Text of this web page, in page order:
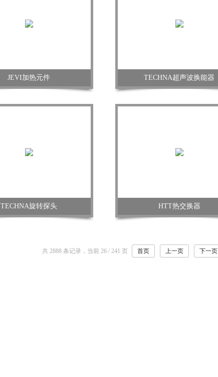
JEVI加热元件 TECHNA超声波换能器
TECHNA旋转探头 HTT热交换器
共 2888 条记录，当前 26 / 241 页 首页 上一页 下一页